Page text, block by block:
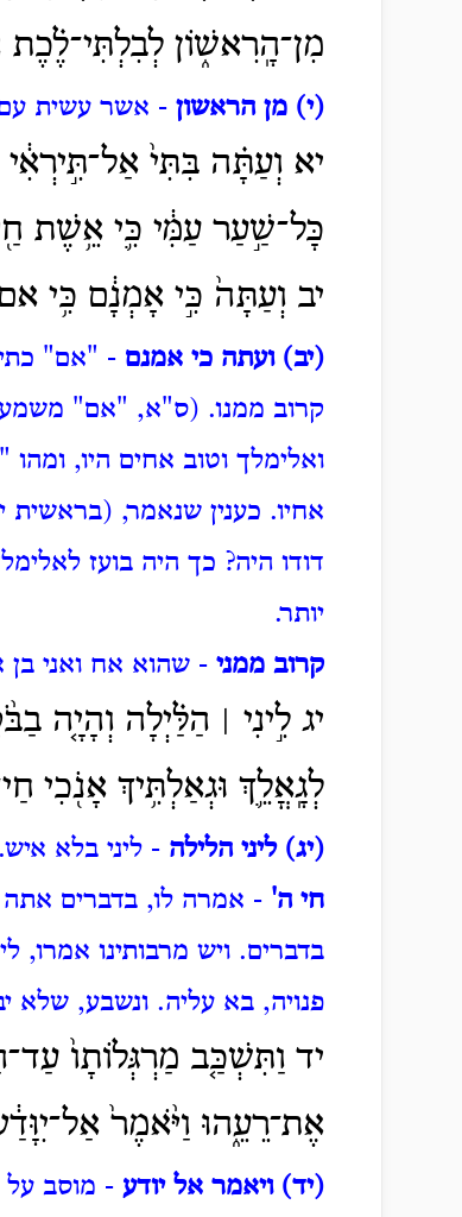
מִן־הָֽרִאשׁ֑וֹן
(י) מן הראשון - אשר עשית
יא וְעַתָּ֗ה בִּתִּי֙
כָּל־שַׁ֣עַר עַמִּ֔י כִּ֛י אֵ֥שֶׁת
יב וְעַתָּה֙ כִּ֣י אָמְנָ֔ם כִּ֥י
(יב) ועתה כי אמנם - "אם"
קרוב ממנו. (ס"א, "אם" משמע
ואלימלך וטוב אחים היו,
אחיו. כענין שנאמר,
דודו היה? כך היה בועז
יותר.
קרוב ממני - שהוא אח ואני בן
יג לִ֣ינִי ׀ הַלַּ֗יְלָה וְהָיָ֤ה
לְגָֽאֳלֵ֛ךְ וּגְאַלְתִּ֥יךְ אָנֹ֖כִי
(יג) ליני הלילה - ליני בלא איש.
חי ה' - אמרה לו, בדברים אתה
בדברים. ויש מרבותינו אמרו,
פנויה, בא עליה. ונשבע, שלא
יד וַתִּשְׁכַּ֤ב מַרְגְּלוֹתָו֙
אֶת־רֵעֵ֑הוּ וַיֹּ֨אמֶר֙
(יד) ויאמר אל יודע - מוסב על